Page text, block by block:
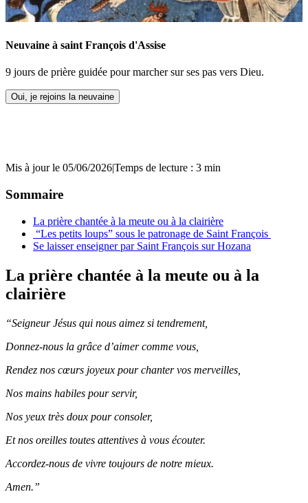
Neuvaine à saint François d'Assise
9 jours de prière guidée pour marcher sur ses pas vers Dieu.
Oui, je rejoins la neuvaine
Mis à jour le 05/06/2026|Temps de lecture : 3 min
Sommaire
La prière chantée à la meute ou à la clairière
“Les petits loups” sous le patronage de Saint François
Se laisser enseigner par Saint François sur Hozana
La prière chantée à la meute ou à la
clairière
“Seigneur Jésus qui nous aimez si tendrement,
Donnez-nous la grâce d’aimer comme vous,
Rendez nos cœurs joyeux pour chanter vos merveilles,
Nos mains habiles pour servir,
Nos yeux très doux pour consoler,
Et nos oreilles toutes attentives à vous écouter.
Accordez-nous de vivre toujours de notre mieux.
Amen.”